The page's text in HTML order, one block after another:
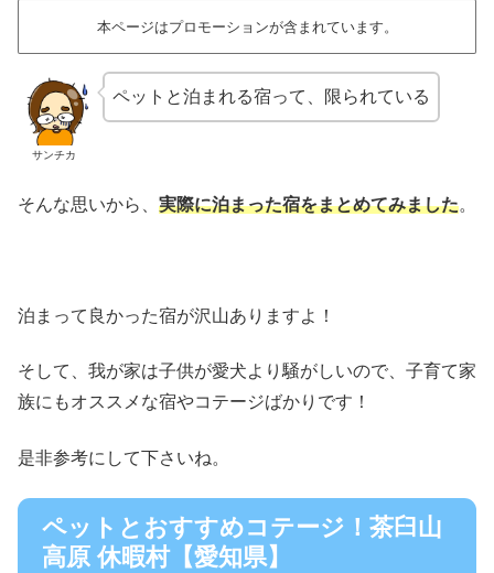
本ページはプロモーションが含まれています。
サンチカ
ペットと泊まれる宿って、限られている
そんな思いから、 実際に泊まった宿をまとめてみました。
泊まって良かった宿が沢山ありますよ！
そして、我が家は子供が愛犬より騒がしいので、子育て家
族にもオススメな宿やコテージばかりです！
是非参考にして下さいね。
ペットとおすすめコテージ！茶臼山
高原 休暇村【愛知県】